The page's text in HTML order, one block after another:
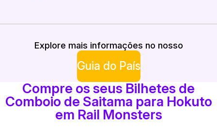
Explore mais informações no nosso
Guia do País
Compre os seus Bilhetes de
Comboio de Saitama para Hokuto
em Rail Monsters